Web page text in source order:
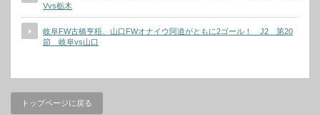
Vvs栃木
岐阜FW古橋亨梧、山口FWオナイウ阿道がともに2ゴール！ J2 第20
節 岐阜vs山口
トップページに戻る